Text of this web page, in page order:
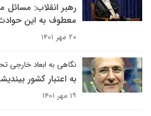
رهبر انقلاب:
معطوف به این
۲۰ مهر ۱۴۰۱
نگاهی به ابعاد خارجی
به اعتبار کشور
۱۹ مهر ۱۴۰۱